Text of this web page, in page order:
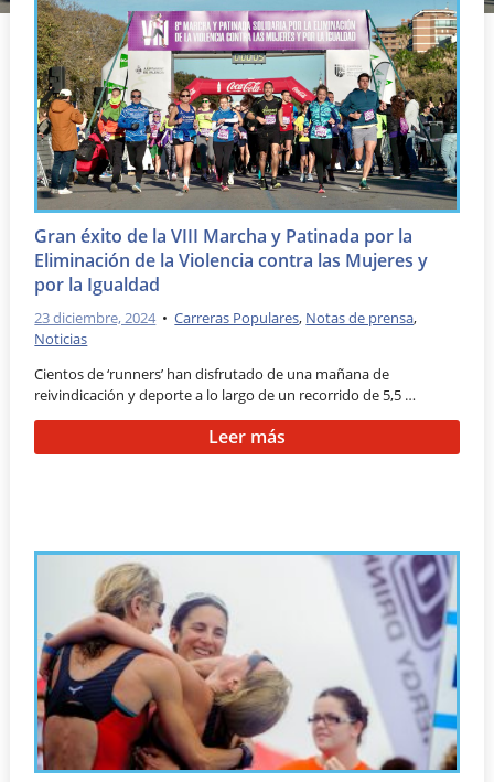
Gran éxito de la VIII Marcha y Patinada por la
Eliminación de la Violencia contra las Mujeres y
por la Igualdad
23 diciembre, 2024 •Carreras Populares, Notas de prensa,
Noticias
Cientos de ‘runners’ han disfrutado de una mañana de
reivindicación y deporte a lo largo de un recorrido de 5,5 …
Leer más